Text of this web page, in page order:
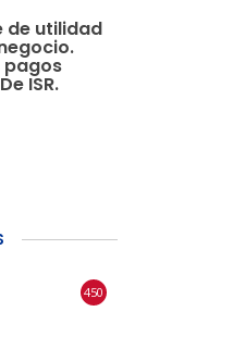
de utilidad
pagos
ISR.
450